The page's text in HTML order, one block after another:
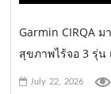
Garmin CIRQA ม
สุขภาพไร้จอ 3 รุ่น
July 22, 2026